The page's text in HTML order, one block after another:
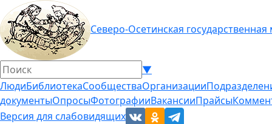
Северо-Осетинская
▼
ЛюдиБиблиотекаСообществаОрганизации
документыОпросыФотографииВакансииПрайсы
Версия для слабовидящих